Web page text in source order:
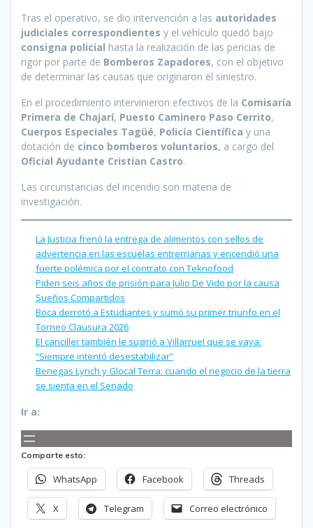
Tras el operativo, se dio intervención a las autoridades
judiciales correspondientes y el vehículo quedó bajo
consigna policial hasta la realización de las pericias de
rigor por parte de Bomberos Zapadores, con el objetivo
de determinar las causas que originaron el siniestro.
En el procedimiento intervinieron efectivos de la Comisaría
Primera de Chajarí, Puesto Caminero Paso Cerrito,
Cuerpos Especiales Tagüé, Policía Científica y una
dotación de cinco bomberos voluntarios, a cargo del
Oficial Ayudante Cristian Castro.
Las circunstancias del incendio son materia de
investigación.
La Justicia frenó la entrega de alimentos con sellos de
advertencia en las escuelas entrerrianas y encendió una
fuerte polémica por el contrato con Teknofood
Piden seis años de prisión para Julio De Vido por la causa
Sueños Compartidos
Boca derrotó a Estudiantes y sumó su primer triunfo en el
Torneo Clausura 2026
El canciller también le sugirió a Villarruel que se vaya:
“Siempre intentó desestabilizar”
Benegas Lynch y Glocal Terra: cuando el negocio de la tierra
se sienta en el Senado
Ir a:
Comparte esto:
WhatsApp Facebook Threads
X Telegram Correo electrónico